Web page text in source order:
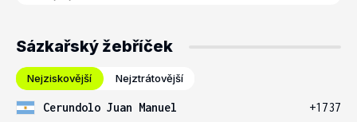
Sázkařský žebříček
Nejziskovější Nejztrátovější
Cerundolo Juan Manuel
+1737